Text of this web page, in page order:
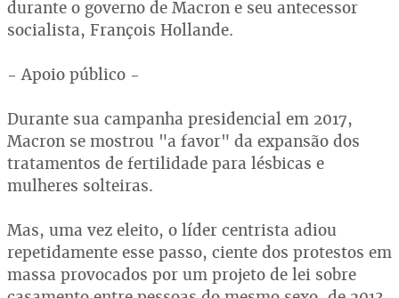
durante o governo de Macron e seu antecessor
socialista, François Hollande.
- Apoio público -
Durante sua campanha presidencial em 2017,
Macron se mostrou "a favor" da expansão dos
tratamentos de fertilidade para lésbicas e
mulheres solteiras.
Mas, uma vez eleito, o líder centrista adiou
repetidamente esse passo, ciente dos protestos em
massa provocados por um projeto de lei sobre